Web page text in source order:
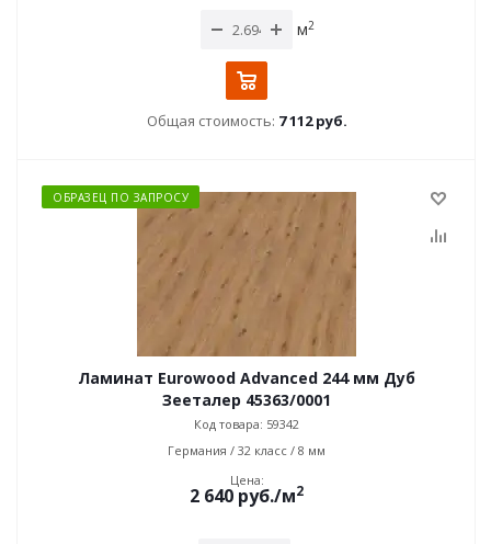
м2
Общая стоимость: 7 112 руб.
ОБРАЗЕЦ ПО ЗАПРОСУ
Ламинат Eurowood Advanced 244 мм Дуб
Зееталер 45363/0001
Код товара: 59342
Германия / 32 класс / 8 мм
Цена:
2 640 руб./м2